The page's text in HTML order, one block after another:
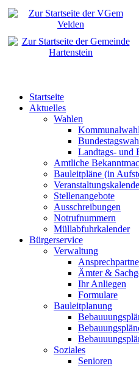
Startseite
Aktuelles
Wahlen
Landtags- und
Amtliche
Bauleitpläne (in
Stellenangebote
Ausschreibungen
Notrufnummern
Müllabfuhrkalender
Bürgerservice
Verwaltung
Ämter &
Ihr Anliegen
Formulare
Bauleitplanung
Soziales
Senioren